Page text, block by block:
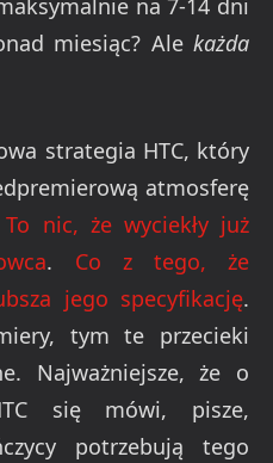
na 7-14 dni
miesiąc? Ale każda
strategia HTC, który
atmosferę
To nic, że wyciekły już
. Co z tego, że
jego specyfikację.
tym te przecieki
Najważniejsze, że o
się mówi, pisze,
potrzebują tego